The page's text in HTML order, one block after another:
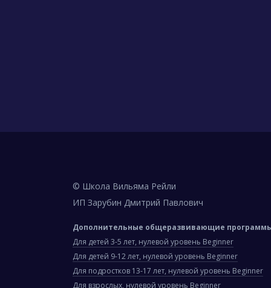
© Школа Вильяма Рейли
ИП Зарубин Дмитрий Павлович
Дополнительные общеразвивающие
Для детей 3-5 лет, нулевой уровень Beginner
Для детей 9-12 лет, нулевой уровень Beginner
Для подростков 13-17 лет, нулевой уровень Beginner
Для взрослых, нулевой уровень Beginner